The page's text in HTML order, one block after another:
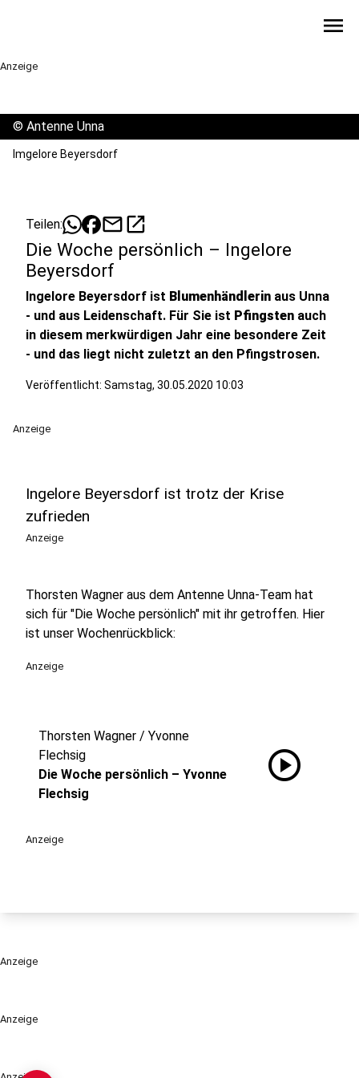
menu
Anzeige
Anzeige
© Antenne Unna
Imgelore Beyersdorf
Teilen: mailopen_in_new
Die Woche persönlich – Ingelore
Beyersdorf
Ingelore Beyersdorf ist Blumenhändlerin aus Unna
- und aus Leidenschaft. Für Sie ist Pfingsten auch
in diesem merkwürdigen Jahr eine besondere Zeit
- und das liegt nicht zuletzt an den Pfingstrosen.
Veröffentlicht: Samstag, 30.05.2020 10:03
Anzeige
Ingelore Beyersdorf ist trotz der Krise
zufrieden
Anzeige
Thorsten Wagner aus dem Antenne Unna-Team hat
sich für "Die Woche persönlich" mit ihr getroffen. Hier
ist unser Wochenrückblick:
Anzeige
Thorsten Wagner / Yvonne
Flechsig
Die Woche persönlich – Yvonne
Flechsig
play_circle
Anzeige
Anzeige